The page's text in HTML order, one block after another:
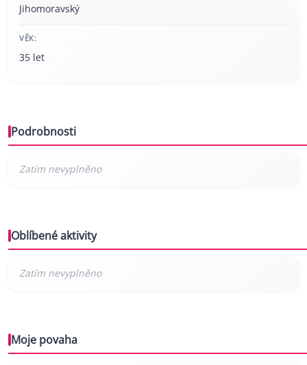
Jihomoravský
VĚK:
35 let
Podrobnosti
Oblíbené aktivity
Moje povaha